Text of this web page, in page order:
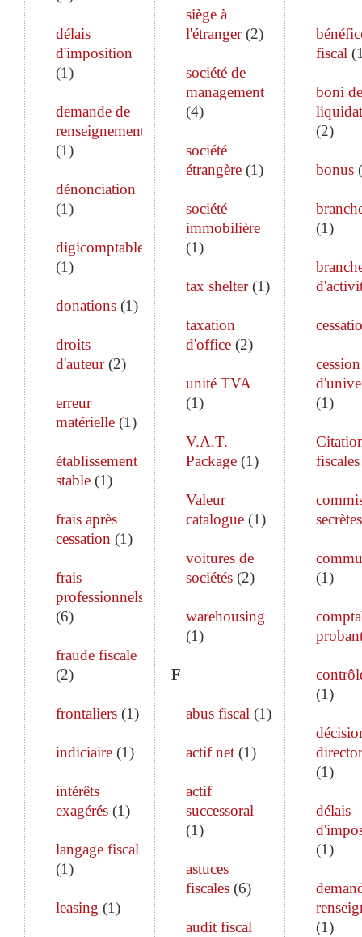
délais
d'imposition
(1)
demande de
renseignements
(1)
dénonciation
(1)
digicomptable
(1)
donations (1)
droits
d'auteur(2)
erreur
matérielle (1)
établissement
stable (1)
frais après
cessation (1)
frais
professionnels
(6)
fraude fiscale
(2)
frontaliers (1)
indiciaire (1)
intérêts
exagérés (1)
langage fiscal
(1)
leasing (1)
siège à
l'étranger(2)
société de
management
(4)
société
étrangère(1)
société
immobilière
(1)
tax shelter(1)
taxation
d'office(2)
unité TVA
(1)
V.A.T.
Package(1)
Valeur
catalogue(1)
voitures de
sociétés(2)
warehousing
(1)
F
abus fiscal (1)
actif net(1)
actif
successoral
(1)
astuces
fiscales(6)
audit fiscal
fiscal (
boni de
(2)
bonus(
(1)
cession
(1)
fiscales
secrètes
(1)
(1)
(1)
délais
(1)
(1)